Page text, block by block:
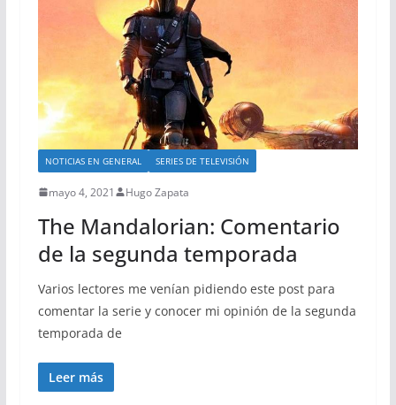
NOTICIAS EN GENERAL SERIES DE TELEVISIÓN
mayo 4, 2021 Hugo Zapata
The Mandalorian: Comentario
de la segunda temporada
Varios lectores me venían pidiendo este post para
comentar la serie y conocer mi opinión de la segunda
temporada de
Leer más